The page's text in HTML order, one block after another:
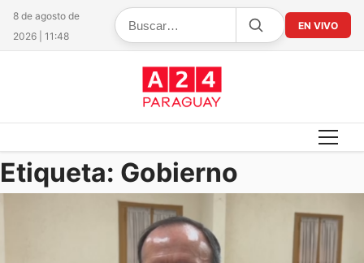
8 de agosto de
2026 | 11:48
EN VIVO
Etiqueta: Gobierno